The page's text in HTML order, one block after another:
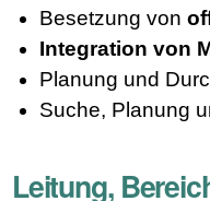
Besetzung von
Integration von
Planung und
Suche, Planung
Leitung,